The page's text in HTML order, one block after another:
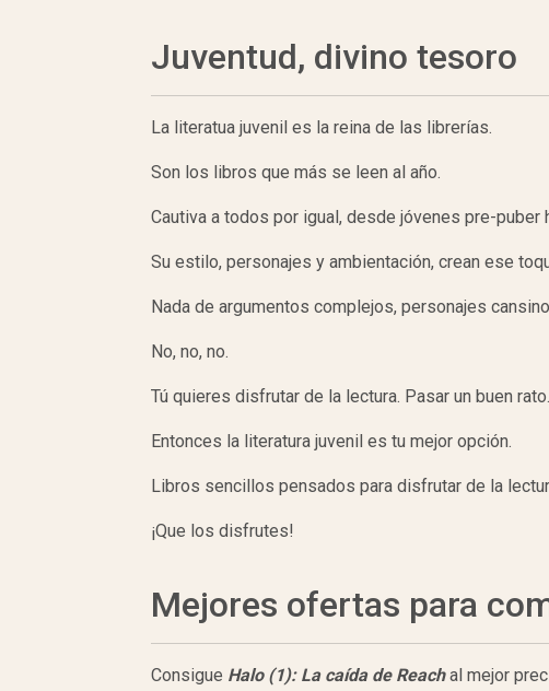
Juventud, divino tesoro
La literatua juvenil es la reina de las librerías.
Son los libros que más se leen al año.
Cautiva a todos por igual, desde jóvenes pre-puber
Su estilo, personajes y ambientación, crean ese
Nada de argumentos complejos, personajes
No, no, no.
Tú quieres disfrutar de la lectura. Pasar un buen rato.
Entonces la literatura juvenil es tu mejor opción.
Libros sencillos pensados para disfrutar de la
¡Que los disfrutes!
Mejores ofertas para
Consigue Halo (1): La caída de Reachal mejor